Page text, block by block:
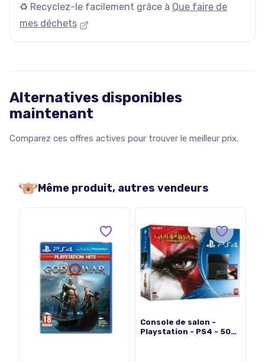
♻️ Recyclez-le facilement grâce à Que faire de
mes déchets
Alternatives disponibles
maintenant
Comparez ces offres actives pour trouver le meilleur prix.
Même produit, autres vendeurs
Console de salon -
Playstation - PS4 - 500